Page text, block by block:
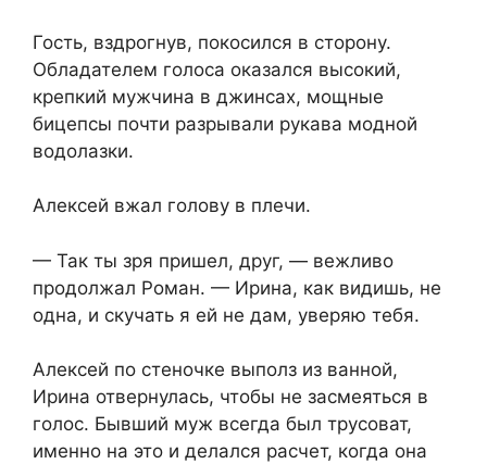
Гость, вздрогнув, покосился в сторону.
Обладателем голоса оказался высокий,
крепкий мужчина в джинсах, мощные
бицепсы почти разрывали рукава модной
водолазки.
Алексей вжал голову в плечи.
— Так ты зря пришел, друг, — вежливо
продолжал Роман. — Ирина, как видишь, не
одна, и скучать я ей не дам, уверяю тебя.
Алексей по стеночке выполз из ванной,
Ирина отвернулась, чтобы не засмеяться в
голос. Бывший муж всегда был трусоват,
именно на это и делался расчет, когда она